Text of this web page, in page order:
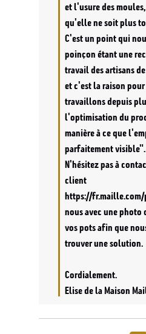
et l'usure des
qu'elle ne soit plus
C'est un point qui
poinçon étant une
travail des artisans
et c'est la raison
travaillons depuis
l'optimisation du
manière à ce que
parfaitement visible".
N'hésitez pas à
client
https://
nous avec une photo
vos pots afin que
trouver une solution.
Cordialement.
Elise de la Maison